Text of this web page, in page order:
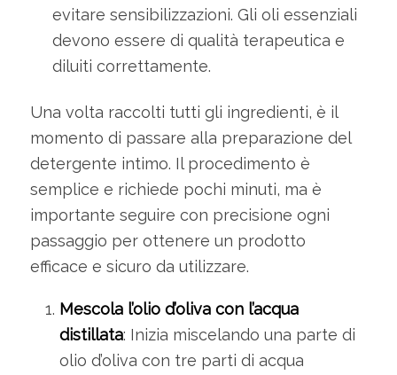
evitare sensibilizzazioni. Gli oli essenziali
devono essere di qualità terapeutica e
diluiti correttamente.
Una volta raccolti tutti gli ingredienti, è il
momento di passare alla preparazione del
detergente intimo. Il procedimento è
semplice e richiede pochi minuti, ma è
importante seguire con precisione ogni
passaggio per ottenere un prodotto
efficace e sicuro da utilizzare.
Mescola l’olio d’oliva con l’acqua
distillata: Inizia miscelando una parte di
olio d’oliva con tre parti di acqua